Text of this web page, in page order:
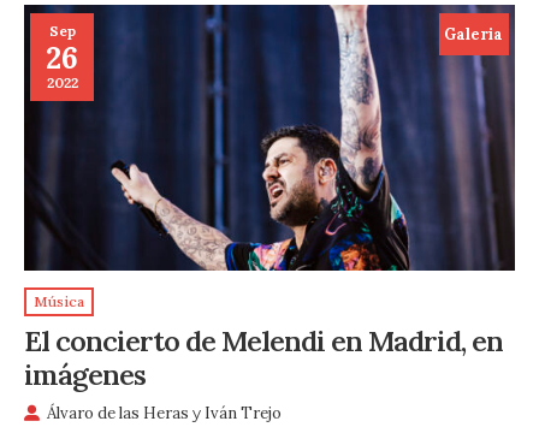
Sep
26
2022
Galeria
Música
El concierto de Melendi en Madrid, en
imágenes
Álvaro de las Heras y Iván Trejo